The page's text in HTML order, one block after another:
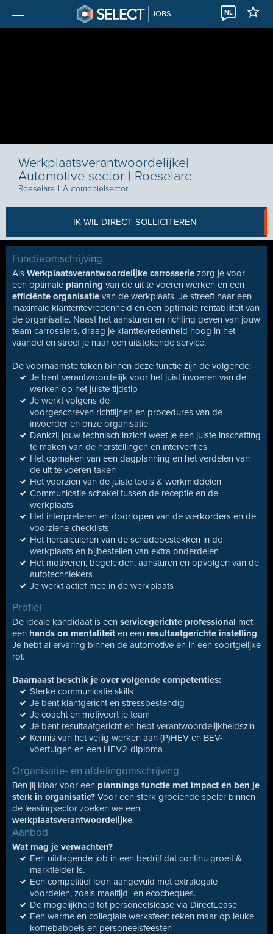
JOBS NL
Werkplaatsverantwoordelijke|
Automotive sector | Roeselare
Roeselare I Automobielsector
IK WIL DIRECT SOLLICITEREN
Functieomschrijving
Als Werkplaatsverantwoordelijke carrosserie zorg je voor
een optimale planning van de uit te voeren werken en een
efficiënte organisatie van de werkplaats. Je streeft naar een
maximale klantentevredenheid en een optimale rentabiliteit van
de organisatie. Naast het aansturen en richting geven van jouw
team carrossiers, draag je klanttevredenheid hoog in het
vaandel en streef je naar een uitstekende service.
De voornaamste taken binnen deze functie zijn de volgende:
Je bent verantwoordelijk voor het juist invoeren van de
werken op het juiste tijdstip
Je werkt volgens de
voorgeschreven richtlijnen en procedures van de
invoerder en onze organisatie
Dankzij jouw technisch inzicht weet je een juiste inschatting
te maken van de herstellingen en interventies
Het opmaken van een dagplanning en het verdelen van
de uit te voeren taken
Het voorzien van de juiste tools & werkmiddelen
Communicatie schakel tussen de receptie en de
werkplaats
Het interpreteren en doorlopen van de werkorders en de
voorziene checklists
Het hercalculeren van de schadebestekken in de
werkplaats en bijbestellen van extra onderdelen
Het motiveren, begeleiden, aansturen en opvolgen van de
autotechniekers
Je werkt actief mee in de werkplaats
Profiel
De ideale kandidaat is een servicegerichte professional met
een hands on mentaliteit en een resultaatgerichte instelling.
Je hebt al ervaring binnen de automotive en in een soortgelijke
rol.
Daarnaast beschik je over volgende competenties:
Sterke communicatie skills
Je bent klantgericht en stressbestendig
Je coacht en motiveert je team
Je bent resultaatgericht en hebt verantwoordelijkheidszin
Kennis van het veilig werken aan (P)HEV en BEV-
voertuigen en een HEV2-diploma
Organisatie- en afdelingomschrijving
Ben jij klaar voor een plannings functie met impact én ben je
sterk in organisatie? Voor een sterk groeiende speler binnen
de leasingsector zoeken we een
werkplaatsverantwoordelijke.
Aanbod
Wat mag je verwachten?
Een uitdagende job in een bedrijf dat continu groeit &
marktleider is.
Een competitief loon aangevuld met extralegale
voordelen, zoals maaltijd- en ecocheques.
De mogelijkheid tot personeelslease via DirectLease
Een warme en collegiale werksfeer: reken maar op leuke
koffiebabbels en personeelsfeesten